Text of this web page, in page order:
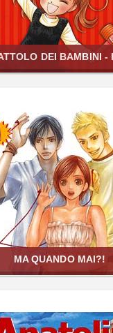
DEI BAMBINI -
MA QUANDO MAI?!